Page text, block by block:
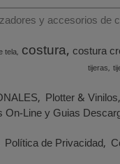
y accesorios
tela costura costura
tijeras
Plotter & Vinilos
On-Line y Guias
Política de Privacidad